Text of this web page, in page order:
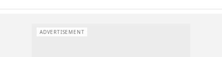
ADVERTISEMENT